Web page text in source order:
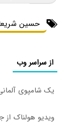
حسین
از سراسر وب
یک شامپوی
ویدیو هولناک از